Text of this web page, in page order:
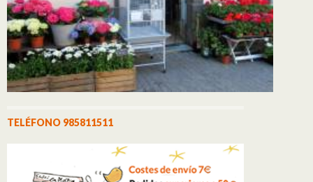
TELÉFONO 985811511